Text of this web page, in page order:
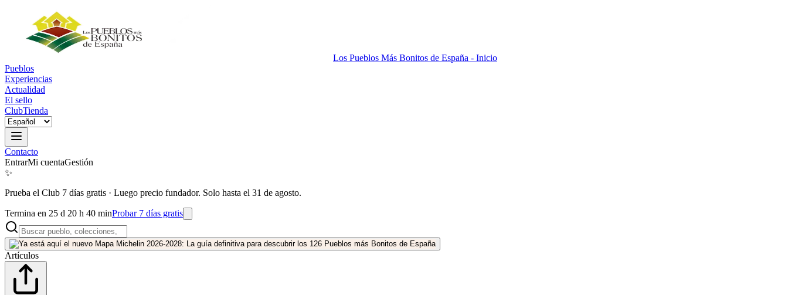
Los Pueblos Más Bonitos de España - Inicio
Pueblos
Experiencias
Actualidad
El sello
ClubTienda
Contacto
EntrarMi cuentaGestión
✨
Prueba el Club 7 días gratis · Luego precio fundador. Solo hasta el 31 de agosto.
Termina en 25 d 20 h 40 minProbar 7 días gratis
Artículos